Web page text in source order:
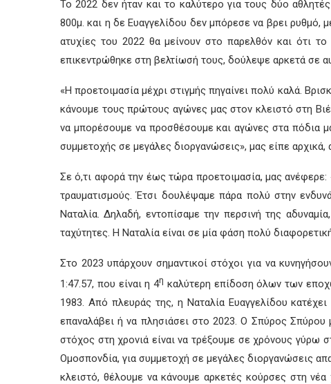
Το 2022 δεν ήταν και το καλύτερο για τους δύο
800μ. και η δε Ευαγγελίδου δεν μπόρεσε να βρει
ατυχίες του 2022 θα μείνουν στο παρελθόν και ότι
επικεντρώθηκε στη βελτίωσή τους, δούλεψε αρκετά σε
«Η προετοιμασία μέχρι στιγμής πηγαίνει πολύ καλά.
κάνουμε τους πρώτους αγώνες μας στον κλειστό στη
να μπορέσουμε να προσθέσουμε και αγώνες στα πόδια
συμμετοχής σε μεγάλες διοργανώσεις», μας είπε
Σε ό,τι αφορά την έως τώρα προετοιμασία, μας
τραυματισμούς. Έτσι δουλέψαμε πάρα πολύ στην
Ναταλία. Δηλαδή, εντοπίσαμε την περσινή της
ταχύτητες. Η Ναταλία είναι σε μία φάση πολύ
Στο 2023 υπάρχουν σημαντικοί στόχοι για να
1:47.57, που είναι η 4η καλύτερη επίδοση όλων των
1983. Από πλευράς της, η Ναταλία Ευαγγελίδου
επαναλάβει ή να πλησιάσει στο 2023. Ο Σπύρος
στόχος στη χρονιά είναι να τρέξουμε σε χρόνους γύρω
Ομοσπονδία, για συμμετοχή σε μεγάλες διοργανώσεις
κλειστό, θέλουμε να κάνουμε αρκετές κούρσες στη